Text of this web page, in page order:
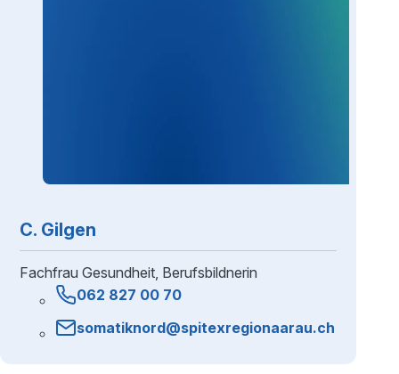
C. Gilgen
Fachfrau Gesundheit, Berufsbildnerin
062 827 00 70
somatiknord@spitexregionaarau.ch